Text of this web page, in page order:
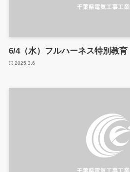
6/4（水）フルハーネス特別教育
2025.3.6